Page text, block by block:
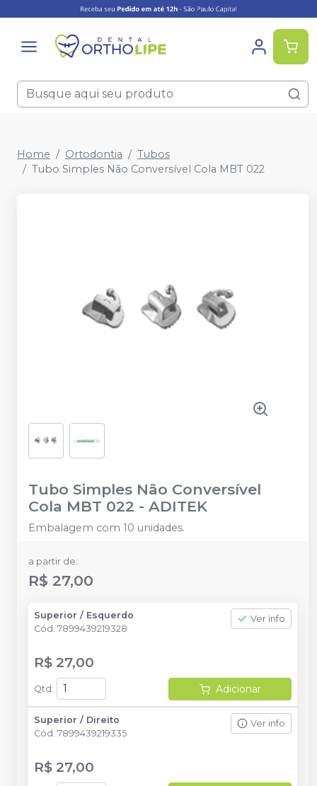
Home Ortodontia
Tubos
Tubo Simples Não Conversível Cola MBT 022
Tubo Simples Não Conversível
Cola MBT 022 - ADITEK
Embalagem com 10 unidades.
a partir de:
R$ 27,00
Superior / Esquerdo
Cód. 7899439219328
Ver info
R$ 27,00
Qtd : Adicionar
Superior / Direito
Cód. 7899439219335
Ver info
R$ 27,00